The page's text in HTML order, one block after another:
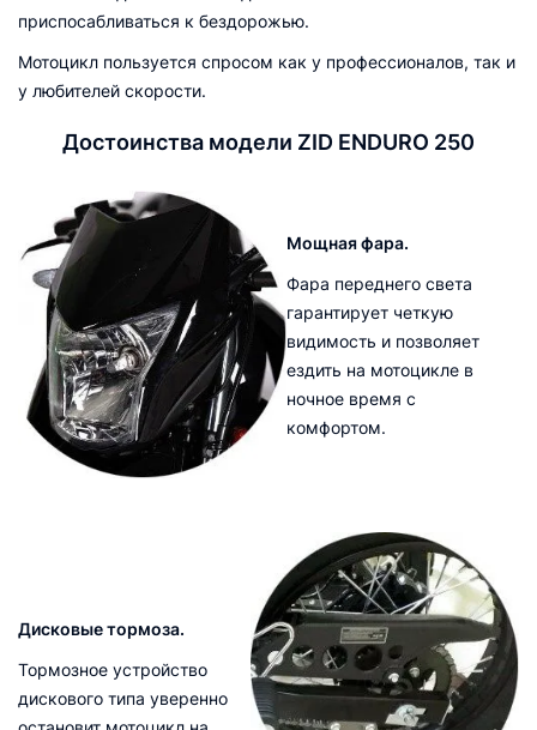
приспосабливаться к бездорожью.
Мотоцикл пользуется спросом как у профессионалов, так и
у любителей скорости.
Достоинства модели ZID ENDURO 250
Мощная фара.
Фара переднего света
гарантирует четкую
видимость и позволяет
ездить на мотоцикле в
ночное время с
комфортом.
Дисковые тормоза.
Тормозное устройство
дискового типа уверенно